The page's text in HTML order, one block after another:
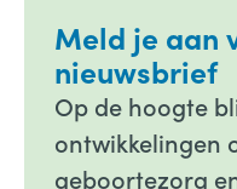
Meld je aan
nieuwsbrief
Op de hoogte
ontwikkelingen
geboortezorg